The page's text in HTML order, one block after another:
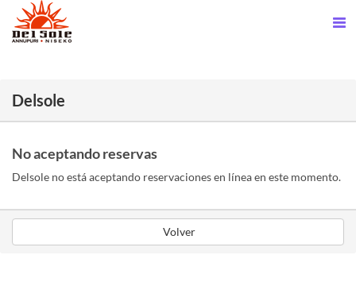
Delsole
No aceptando reservas
Delsole no está aceptando reservaciones en línea en este momento.
Volver